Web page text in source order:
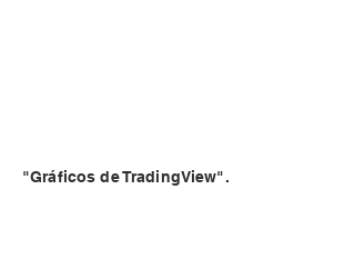
"Gráficos de TradingView".